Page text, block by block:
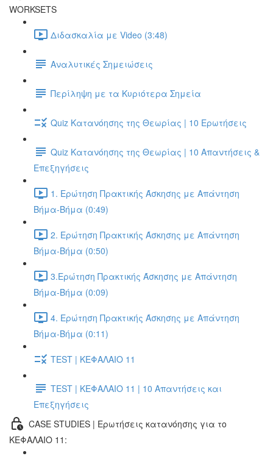
WORKSETS
Διδασκαλία με Video (3:48)
Αναλυτικές Σημειώσεις
Περίληψη με τα Κυριότερα Σημεία
Quiz Κατανόησης της Θεωρίας | 10 Ερωτήσεις
Quiz Κατανόησης της Θεωρίας | 10 Απαντήσεις &
Επεξηγήσεις
1. Ερώτηση Πρακτικής Άσκησης με Απάντηση
Βήμα-Βήμα (0:49)
2. Ερώτηση Πρακτικής Άσκησης με Απάντηση
Βήμα-Βήμα (0:50)
3.Ερώτηση Πρακτικής Άσκησης με Απάντηση
Βήμα-Βήμα (0:09)
4. Ερώτηση Πρακτικής Άσκησης με Απάντηση
Βήμα-Βήμα (0:11)
TEST | ΚΕΦΑΛΑΙΟ 11
TEST | ΚΕΦΑΛΑΙΟ 11 | 10 Απαντήσεις και
Επεξηγήσεις
CASE STUDIES | Ερωτήσεις κατανόησης για το
ΚΕΦΑΛΑΙΟ 11: